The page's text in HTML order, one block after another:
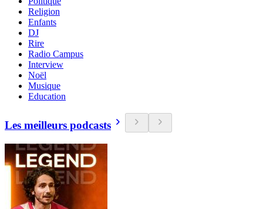
Religion
Enfants
DJ
Rire
Radio Campus
Interview
Noël
Musique
Education
Les meilleurs podcasts